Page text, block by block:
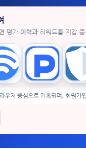
평가 이력과 리워드를 지갑
WalletConnectTokenPocket
우저 중심으로 기록되며, 회원가